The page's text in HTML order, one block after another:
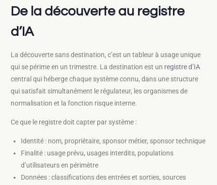
De la découverte au registre
d’IA
La découverte sans destination, c’est un tableur à usage unique
qui se périme en un trimestre. La destination est un registre d’IA
central qui héberge chaque système connu, dans une structure
qui satisfait simultanément le régulateur, les organismes de
normalisation et la fonction risque interne.
Ce que le registre doit capter par système :
Identité : nom, propriétaire, sponsor métier, sponsor technique
Finalité : usage prévu, usages interdits, populations
d’utilisateurs en périmètre
Données : classifications des entrées et sorties, sources